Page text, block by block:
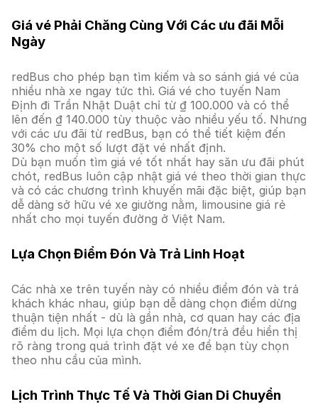
Giá vé Phải Chăng Cùng Với Các ưu đãi Mỗi
Ngày
redBus cho phép bạn tìm kiếm và so sánh giá vé của
nhiều nhà xe ngay tức thì. Giá vé cho tuyến Nam
Định đi Trần Nhật Duật chỉ từ ₫ 100.000 và có thể
lên đến ₫ 140.000 tùy thuộc vào nhiều yếu tố. Nhưng
với các ưu đãi từ redBus, bạn có thể tiết kiệm đến
30% cho một số lượt đặt vé nhất định.
Dù bạn muốn tìm giá vé tốt nhất hay săn ưu đãi phút
chót, redBus luôn cập nhật giá vé theo thời gian thực
và có các chương trình khuyến mãi đặc biệt, giúp bạn
dễ dàng sở hữu vé xe giường nằm, limousine giá rẻ
nhất cho mọi tuyến đường ở Việt Nam.
Lựa Chọn Điểm Đón Và Trả Linh Hoạt
Các nhà xe trên tuyến này có nhiều điểm đón và trả
khách khác nhau, giúp bạn dễ dàng chọn điểm dừng
thuận tiện nhất - dù là gần nhà, cơ quan hay các địa
điểm du lịch. Mọi lựa chọn điểm đón/trả đều hiển thị
rõ ràng trong quá trình đặt vé xe để bạn tùy chọn
theo nhu cầu của mình.
Lịch Trình Thực Tế Và Thời Gian Di Chuyển